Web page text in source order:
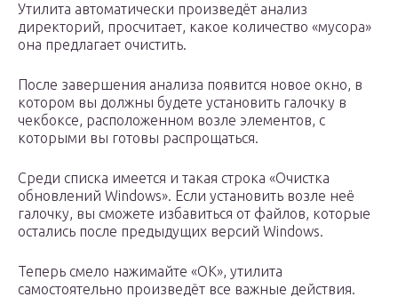
Утилита автоматически произведёт анализ
директорий, просчитает, какое количество «мусора»
она предлагает очистить.
После завершения анализа появится новое окно, в
котором вы должны будете установить галочку в
чекбоксе, расположенном возле элементов, с
которыми вы готовы распрощаться.
Среди списка имеется и такая строка «Очистка
обновлений Windows». Если установить возле неё
галочку, вы сможете избавиться от файлов, которые
остались после предыдущих версий Windows.
Теперь смело нажимайте «OK», утилита
самостоятельно произведёт все важные действия.